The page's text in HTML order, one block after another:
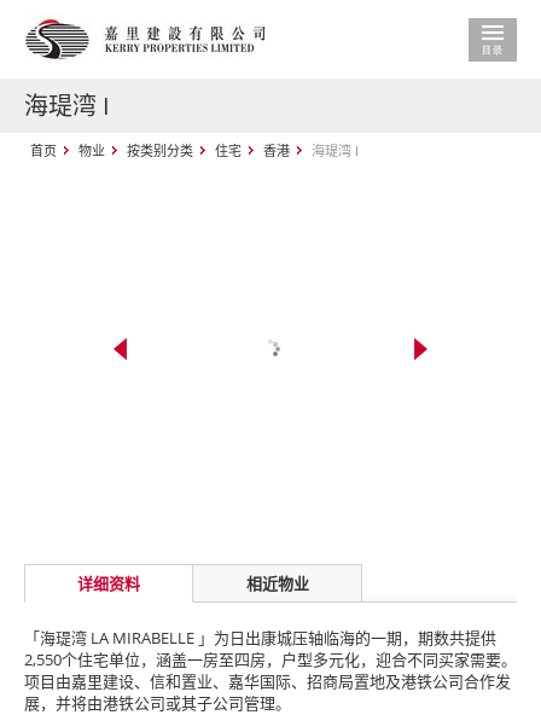
海瑅湾 I
首页 物业 按类别分类 住宅 香港 海瑅湾 I
详细资料 相近物业
「海瑅湾 LA MIRABELLE 」为日出康城压轴临海的一期，期数共提供
2,550个住宅单位，涵盖一房至四房，户型多元化，迎合不同买家需要。
项目由嘉里建设、信和置业、嘉华国际、招商局置地及港铁公司合作发
展，并将由港铁公司或其子公司管理。